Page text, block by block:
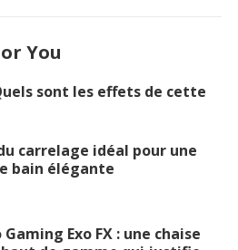
You
sont les effets de cette
carrelage idéal pour une
bain élégante
Gaming Exo FX : une chaise